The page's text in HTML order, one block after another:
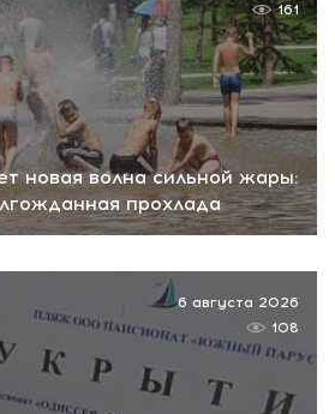
новая волна сильной жары:
прохлада
161
6 августа 2026
108